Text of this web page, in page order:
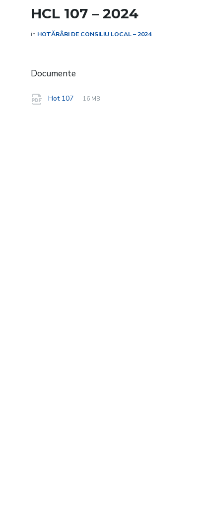
HCL 107 – 2024
în HOTĂRÂRI DE CONSILIU LOCAL – 2024
Documente
Hot 107
File
pdf
File
16 MB